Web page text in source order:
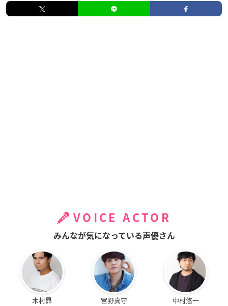
VOICE ACTOR
みんなが気になっている声優さん
木村昴 宮野真守 中村悠一